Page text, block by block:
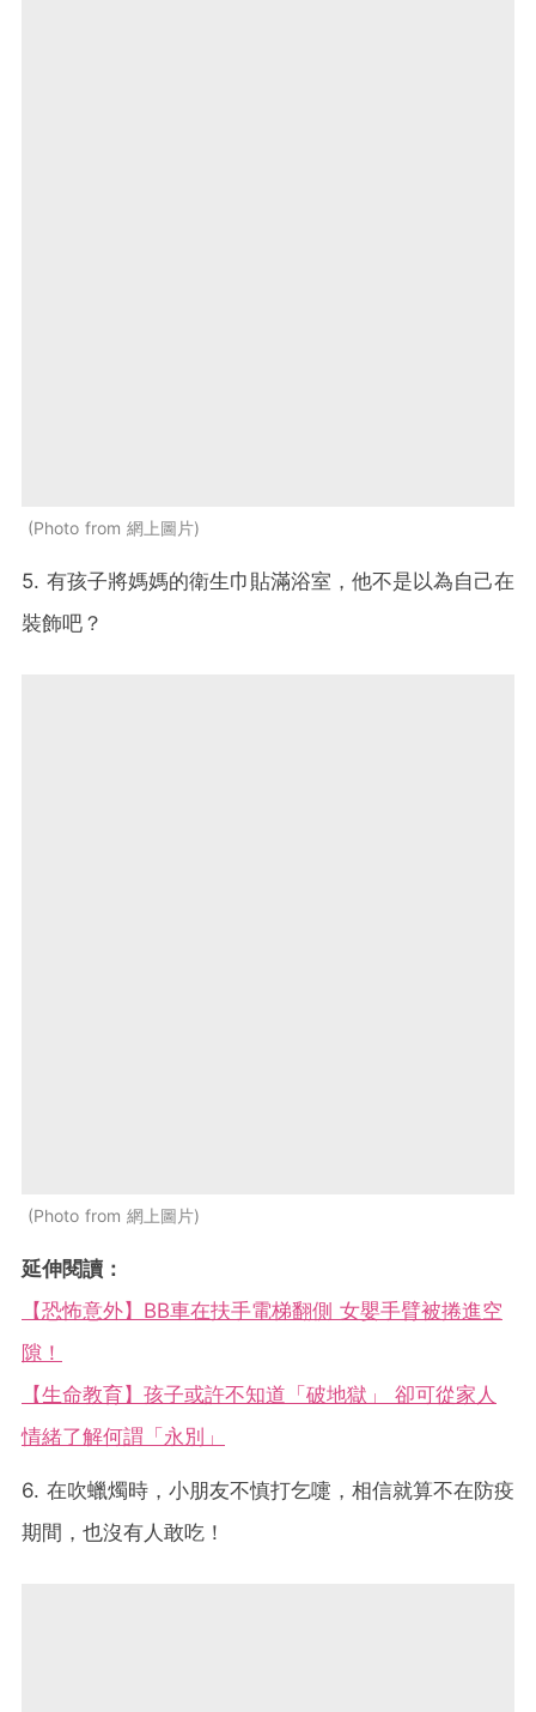
Photo from 網上圖片
5. 有孩子將媽媽的衛生巾貼滿浴室，他不是以為自己在
裝飾吧？
Photo from 網上圖片
延伸閱讀：
【恐怖意外】BB車在扶手電梯翻側 女嬰手臂被捲進空
隙！
【生命教育】孩子或許不知道「破地獄」 卻可從家人
情緒了解何謂「永別」
6. 在吹蠟燭時，小朋友不慎打乞嚏，相信就算不在防疫
期間，也沒有人敢吃！